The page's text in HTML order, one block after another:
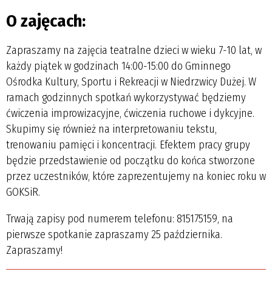
O zajęcach:
Zapraszamy na zajęcia teatralne dzieci w wieku 7-10 lat, w
każdy piątek w godzinach 14:00-15:00 do Gminnego
Ośrodka Kultury, Sportu i Rekreacji w Niedrzwicy Dużej. W
ramach godzinnych spotkań wykorzystywać będziemy
ćwiczenia improwizacyjne, ćwiczenia ruchowe i dykcyjne.
Skupimy się również na interpretowaniu tekstu,
trenowaniu pamięci i koncentracji. Efektem pracy grupy
będzie przedstawienie od początku do końca stworzone
przez uczestników, które zaprezentujemy na koniec roku w
GOKSiR.
Trwają zapisy pod numerem telefonu: 815175159, na
pierwsze spotkanie zapraszamy 25 października.
Zapraszamy!